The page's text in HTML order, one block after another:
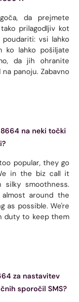
da prejmete
prilagodljiv kot
vsi lahko
ko lahko pošiljate
da jih ohranite
panoju. Zabavno
na neki točki
popular, they go
in the biz call it
silky smoothness.
around the
as possible. We're
duty to keep them
za nastavitev
sporočil SMS?